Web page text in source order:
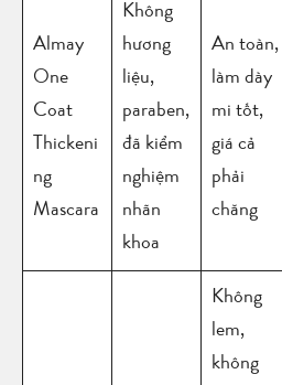
Almay
One
Coat
Thickeni
ng
Mascara
Không
hương
liệu,
paraben,
đã kiểm
nghiệm
nhãn
khoa
An toàn,
làm dày
mi tốt,
giá cả
phải
chăng
Không
lem,
không